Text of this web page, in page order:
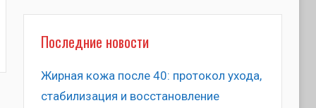
Последние новости
Жирная кожа после 40: протокол ухода,
стабилизация и восстановление